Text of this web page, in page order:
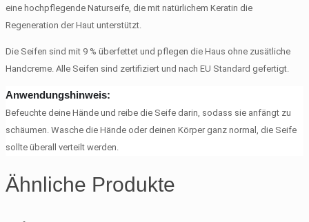
eine hochpflegende Naturseife, die mit natürlichem Keratin die
Regeneration der Haut unterstützt.
Die Seifen sind mit 9 % überfettet und pflegen die Haus ohne zusätliche
Handcreme. Alle Seifen sind zertifiziert und nach EU Standard gefertigt.
Anwendungshinweis:
Befeuchte deine Hände und reibe die Seife darin, sodass sie anfängt zu
schäumen. Wasche die Hände oder deinen Körper ganz normal, die Seife
sollte überall verteilt werden.
Ähnliche Produkte